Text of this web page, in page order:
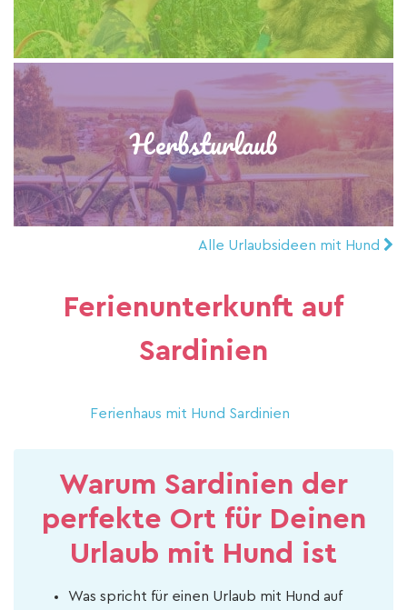
Herbsturlaub
Alle Urlaubsideen mit Hund
Ferienunterkunft auf
Sardinien
Ferienhaus mit Hund Sardinien
Warum Sardinien der
perfekte Ort für Deinen
Urlaub mit Hund ist
Was spricht für einen Urlaub mit Hund auf